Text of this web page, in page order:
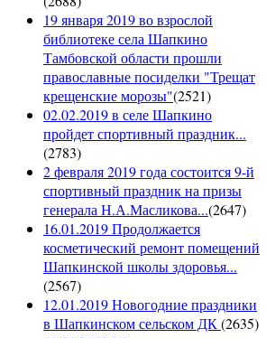
19 января 2019 во взрослой
библиотеке села Шапкино
Тамбовской области прошли
православные посиделки "Трещат
крещенские морозы"(2521)
02.02.2019 в селе Шапкино
пройдет спортивный праздник...
(2783)
2 февраля 2019 года состоится 9-й
спортивный праздник на призы
генерала Н.А.Масликова...(2647)
16.01.2019 Продолжается
косметический ремонт помещений
Шапкинской школы здоровья...
(2567)
12.01.2019 Новогодние праздники
в Шапкинском сельском ДК(2635)